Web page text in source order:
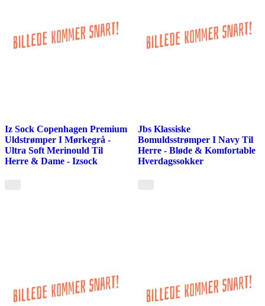
Iz Sock Copenhagen Premium
Uldstrømper I Mørkegrå -
Ultra Soft Merinould Til
Herre & Dame - Izsock
Jbs Klassiske
Bomuldsstrømper I Navy Til
Herre - Bløde & Komfortable
Hverdagssokker